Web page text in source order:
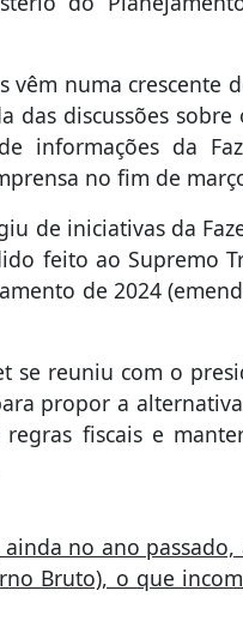
vêm numa crescente
das discussões
informações da
no fim de
de iniciativas da
feito ao Supremo
de 2024
se reuniu com o
propor a
fiscais e
no ano
Bruto), o que